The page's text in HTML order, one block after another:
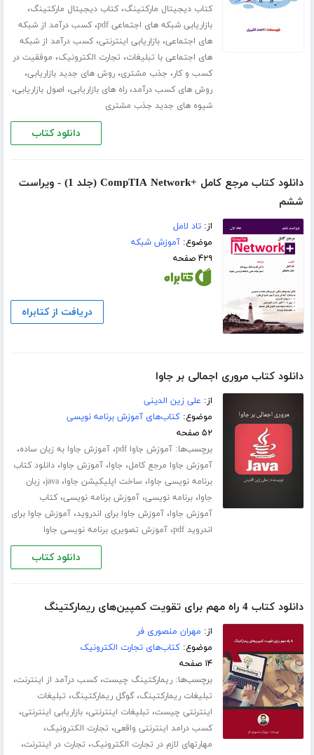
کتاب دیجیتال مارکتینگ،کتاب دیجیتال مارکتینگ،
بازاریابی شبکه های اجتماعی pdf ،کسب درآمد از شبکه
های اجتماعی،بازاریابی اینترنتی،کسب درآمد از شبکه
های اجتماعی با تبلیغات، تجارت الکترونیک، موفقیت در
کسب و کار، جذب مشتری،روش های جدید بازاریابی،
روش های کسب درآمد،راه های بازاریابی، اصول بازاریابی،
شیوه های جدید جذب مشتری
دانلود کتاب
دانلود کتاب مرجع کامل +CompTIA Network (جلد 1) - ویراست
ششم
از:تاد لامل
موضوع:آموزش شبکه
۴۲۹ صفحه
دریافت از کتابراه
دانلود کتاب مروری اجمالی بر جاوا
از: علی زین الدینی
موضوع:کتاب‌های آموزش برنامه نویسی
۵۲ صفحه
برچسب‌ها:آموزش جاوا pdf ،آموزش جاوا به زبان ساده،
آموزش جاوا مرجع کامل، جاوا،آموزش جاوا،دانلود کتاب
برنامه نویسی جاوا، ساخت اپلیکیشن جاوا،java، زبان
جاوا،برنامه نویسی،آموزش برنامه نویسی،کتاب
آموزش جاوا،آموزش جاوا برای اندروید،آموزش جاوا برای
اندروید pdf
،آموزش تصویری برنامه نویسی جاوا
دانلود کتاب
دانلود کتاب 4 راه مهم برای تقویت کمپین‌های ریمارکتینگ
از: مهران منصوری فر
موضوع:کتاب‌های تجارت الکترونیک
۱۴ صفحه
برچسب‌ها:ریمارکتینگ چیست،کسب درآمد از اینترنت،
تبلیغات ریمارکتینگ،گوگل ریمارکتینگ، تبلیغات
اینترنتی چیست، تبلیغات اینترنتی،بازاریابی اینترنتی،
کسب درامد اینترنتی واقعی، تجارت الکترونیک،
مهارتهای لازم در تجارت الکترونیک، تجارت در اینترنت،